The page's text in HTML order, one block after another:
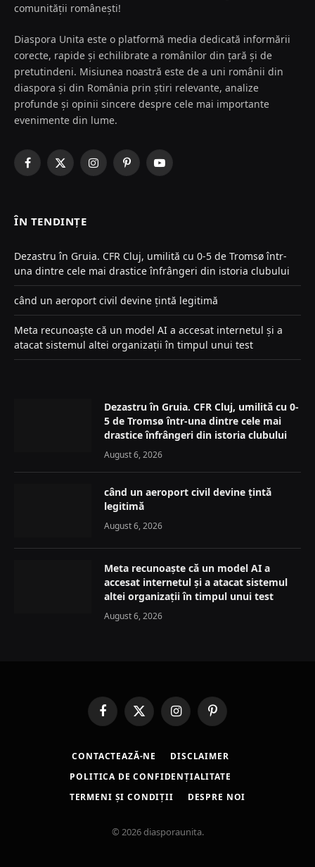
comunității românești!
Diaspora Unita este o platformă media dedicată informării
corecte, rapide și echilibrate a românilor din țară și de
pretutindeni. Misiunea noastră este de a uni românii din
diaspora și din România prin știri relevante, analize
profunde și opinii sincere despre cele mai importante
evenimente din lume.
Facebook
X
InstagramPinterestYouTube
ÎN TENDINȚE
Dezastru în Gruia. CFR Cluj, umilită cu 0-5 de Tromsø într-
una dintre cele mai drastice înfrângeri din istoria clubului
când un aeroport civil devine țintă legitimă
Meta recunoaște că un model AI a accesat internetul și a
atacat sistemul altei organizații în timpul unui test
Dezastru în Gruia. CFR Cluj, umilită cu 0-
5 de Tromsø într-una dintre cele mai
drastice înfrângeri din istoria clubului
August 6, 2026
când un aeroport civil devine țintă
legitimă
August 6, 2026
Meta recunoaște că un model AI a
accesat internetul și a atacat sistemul
altei organizații în timpul unui test
August 6, 2026
FacebookX
(Twitter)
InstagramPinterest
CONTACTEAZĂ-NE
DISCLAIMER
POLITICA DE CONFIDENȚIALITATE
TERMENI ȘI CONDIȚII
DESPRE NOI
© 2026 diasporaunita.